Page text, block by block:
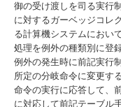
御の受け渡しを司る実行
に対するガーベッジコレ
る計算機システムにおい
処理を例外の種類別に登
例外の発生時に前記実行
所定の分岐命令に変更す
命令の実行に応答して、
に対応して前記テーブル